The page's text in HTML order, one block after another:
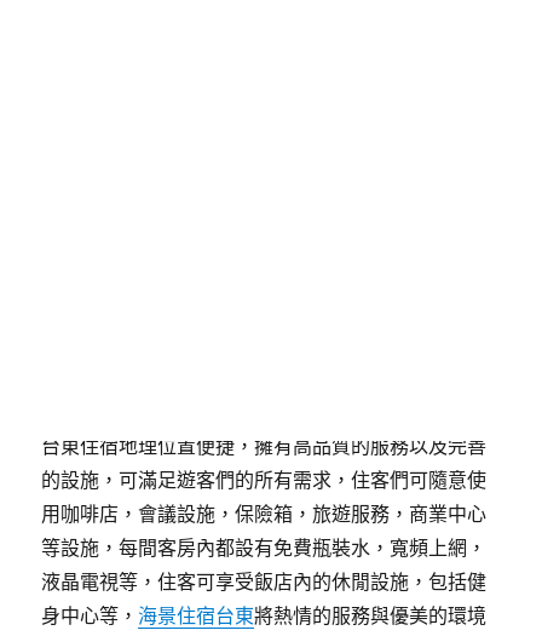
台東住宿地理位置便捷，擁有高品質的服務以及完善
的設施，可滿足遊客們的所有需求，住客們可隨意使
用咖啡店，會議設施，保險箱，旅遊服務，商業中心
等設施，每間客房內都設有免費瓶裝水，寬頻上網，
液晶電視等，住客可享受飯店內的休閒設施，包括健
身中心等， 海景住宿台東將熱情的服務與優美的環境